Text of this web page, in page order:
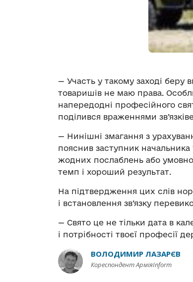
— Участь у такому заході беру
товаришів не маю права.
напередодні професійного
поділився враженнями
— Нинішні змагання з
пояснив заступник
жодних послаблень або
темп і хороший результат.
На підтвердження цих слів
і встановлення зв’язку
— Свято це не тільки дата в
і потрібності твоєї професії
ВОЛОДИМИР ЛАЗАРЄВ
Кореспондент АрміяInform